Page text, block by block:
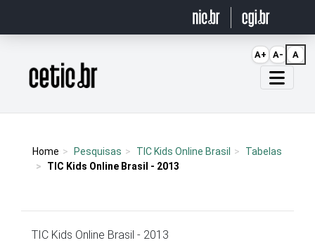
Página inicial
Home Pesquisas TIC Kids Online Brasil
Tabelas
TIC Kids Online Brasil - 2013
TIC Kids Online Brasil - 2013
A+ A- A